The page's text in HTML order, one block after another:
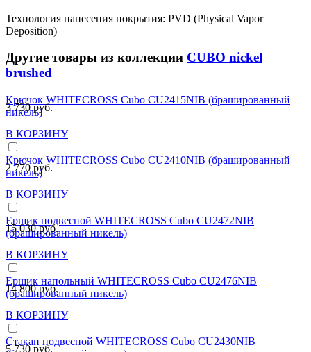
Технология нанесения покрытия: PVD (Physical Vapor
Deposition)
Другие товары из коллекции CUBO nickel
brushed
Крючок WHITECROSS Cubo CU2415NIB (брашированный
никель)
3 730 руб.
В КОРЗИНУ
Крючок WHITECROSS Cubo CU2410NIB (брашированный
никель)
2 770 руб.
В КОРЗИНУ
Ершик подвесной WHITECROSS Cubo CU2472NIB
(брашированный никель)
15 030 руб.
В КОРЗИНУ
Ершик напольный WHITECROSS Cubo CU2476NIB
(брашированный никель)
14 800 руб.
В КОРЗИНУ
Стакан подвесной WHITECROSS Cubo CU2430NIB
5 730 руб.